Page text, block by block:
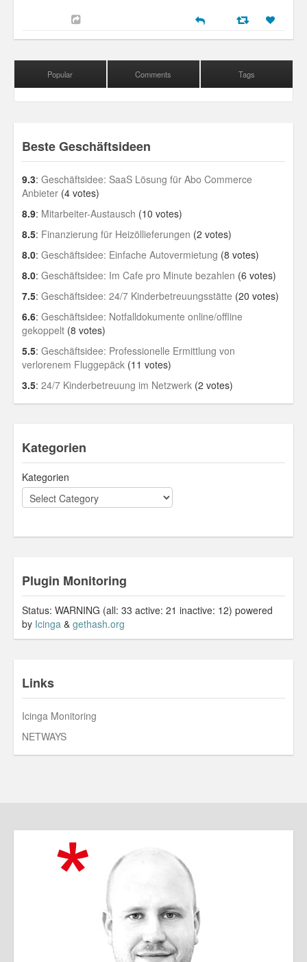
Popular Comments Tags
Beste Geschäftsideen
9.3: Geschäftsidee: SaaS Lösung für Abo Commerce
Anbieter (4 votes)
8.9: Mitarbeiter-Austausch (10 votes)
8.5: Finanzierung für Heizöllieferungen (2 votes)
8.0: Geschäftsidee: Einfache Autovermietung (8 votes)
8.0: Geschäftsidee: Im Cafe pro Minute bezahlen (6 votes)
7.5: Geschäftsidee: 24/7 Kinderbetreuungsstätte (20 votes)
6.6: Geschäftsidee: Notfalldokumente online/offline
gekoppelt (8 votes)
5.5: Geschäftsidee: Professionelle Ermittlung von
verlorenem Fluggepäck (11 votes)
3.5: 24/7 Kinderbetreuung im Netzwerk (2 votes)
Kategorien
Kategorien
Plugin Monitoring
Status: WARNING (all: 33 active: 21 inactive: 12) powered
by Icinga & gethash.org
Links
Icinga Monitoring
NETWAYS